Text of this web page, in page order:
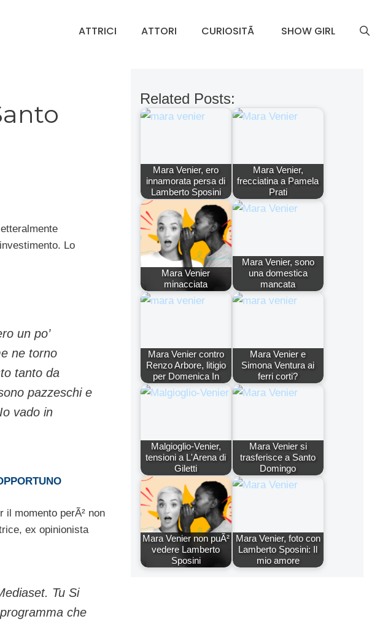
ATTRICI ATTORI CURIOSITÃ SHOW GIRL
Lo
un po’
ne torno
tanto da
pazzeschi e
vado in
il momento perÃ² non
ex opinionista
Tu Si
che
Related Posts:
Mara Venier, ero
innamorata persa di
Lamberto Sposini
Mara Venier,
frecciatina a Pamela
Prati
Mara Venier
minacciata
Mara Venier, sono
una domestica
mancata
Mara Venier contro
Renzo Arbore, litigio
per Domenica In
Mara Venier e
Simona Ventura ai
ferri corti?
Malgioglio-Venier,
tensioni a L'Arena di
Giletti
Mara Venier si
trasferisce a Santo
Domingo
Mara Venier non puÃ²
vedere Lamberto
Sposini
Mara Venier, foto con
Lamberto Sposini: Il
mio amore